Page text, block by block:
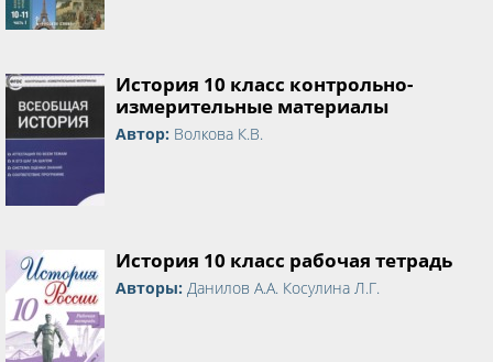
История 10 класс контрольно-
измерительные материалы
Автор: Волкова К.В.
История 10 класс рабочая тетрадь
Авторы: Данилов А.А. Косулина Л.Г.